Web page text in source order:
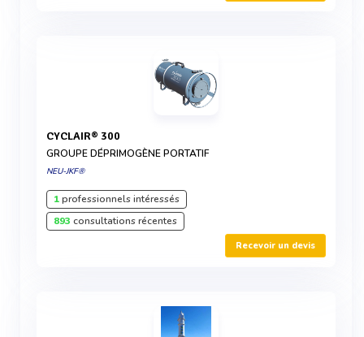
CYCLAIR® 300
GROUPE DÉPRIMOGÈNE PORTATIF
NEU-JKF®
1professionnels intéressés
893 consultations récentes
Recevoir un devis